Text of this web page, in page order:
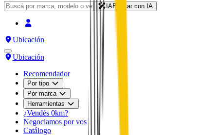
IABuscar con IA
Ubicación
Ubicación
Recomendador
Por tipo
Por marca
Herramientas
¿Vendés 0km?
Negociamos por vos
Catálogo